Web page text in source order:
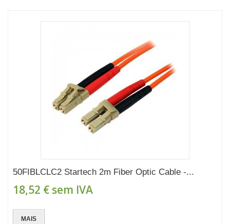
50FIBLCLC2 Startech 2m Fiber Optic Cable -...
18,52 € sem IVA
MAIS